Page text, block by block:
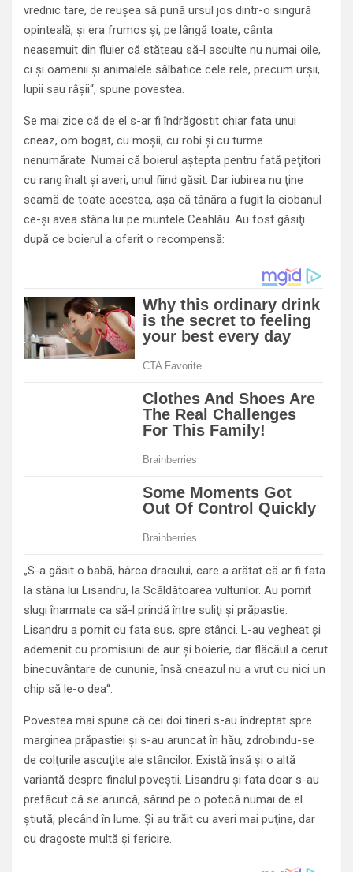
vrednic tare, de reuşea să pună ursul jos dintr-o singură
opinteală, şi era frumos şi, pe lângă toate, cânta
neasemuit din fluier că stăteau să-l asculte nu numai oile,
ci şi oamenii şi animalele sălbatice cele rele, precum urşii,
lupii sau râşii“, spune povestea.
Se mai zice că de el s-ar fi îndrăgostit chiar fata unui
cneaz, om bogat, cu moşii, cu robi și cu turme
nenumărate. Numai că boierul aştepta pentru fată peţitori
cu rang înalt şi averi, unul fiind găsit. Dar iubirea nu ţine
seamă de toate acestea, așa că tânăra a fugit la ciobanul
ce-şi avea stâna lui pe muntele Ceahlău. Au fost găsiţi
după ce boierul a oferit o recompensă:
„S-a găsit o babă, hârca dracului, care a arătat că ar fi fata
la stâna lui Lisandru, la Scăldătoarea vulturilor. Au pornit
slugi înarmate ca să-l prindă între suliţi şi prăpastie.
Lisandru a pornit cu fata sus, spre stânci. L-au vegheat şi
ademenit cu promisiuni de aur şi boierie, dar flăcăul a cerut
binecuvântare de cununie, însă cneazul nu a vrut cu nici un
chip să le-o dea“.
Povestea mai spune că cei doi tineri s-au îndreptat spre
marginea prăpastiei şi s-au aruncat în hău, zdrobindu-se
de colţurile ascuţite ale stâncilor. Există însă şi o altă
variantă despre finalul poveştii. Lisandru şi fata doar s-au
prefăcut că se aruncă, sărind pe o potecă numai de el
ştiută, plecând în lume. Şi au trăit cu averi mai puţine, dar
cu dragoste multă şi fericire.